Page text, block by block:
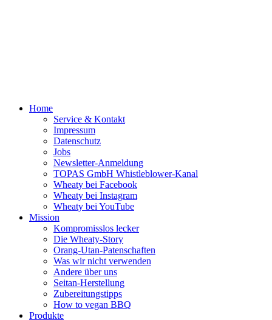
Home
Service & Kontakt
Impressum
Datenschutz
Jobs
Newsletter-Anmeldung
TOPAS GmbH Whistleblower-Kanal
Wheaty bei Facebook
Wheaty bei Instagram
Wheaty bei YouTube
Mission
Kompromisslos lecker
Die Wheaty-Story
Orang-Utan-Patenschaften
Was wir nicht verwenden
Andere über uns
Seitan-Herstellung
Zubereitungstipps
How to vegan BBQ
Produkte